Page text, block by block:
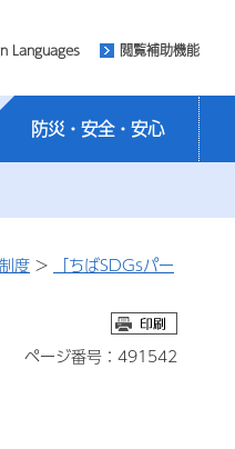
Languages 閲覧補助機能
防災・安全・安心
度 >
「ちばSDGsパー
ページ番号：491542